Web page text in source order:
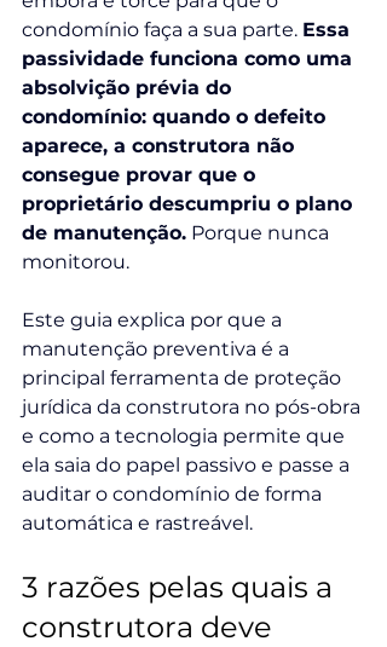
condomínio faça a sua parte. Essa
passividade funciona como uma
absolvição prévia do
condomínio: quando o defeito
aparece, a construtora não
consegue provar que o
proprietário descumpriu o plano
de manutenção. Porque nunca
monitorou.
Este guia explica por que a
manutenção preventiva é a
principal ferramenta de proteção
jurídica da construtora no pós-obra
e como a tecnologia permite que
ela saia do papel passivo e passe a
auditar o condomínio de forma
automática e rastreável.
3 razões pelas quais a
construtora deve